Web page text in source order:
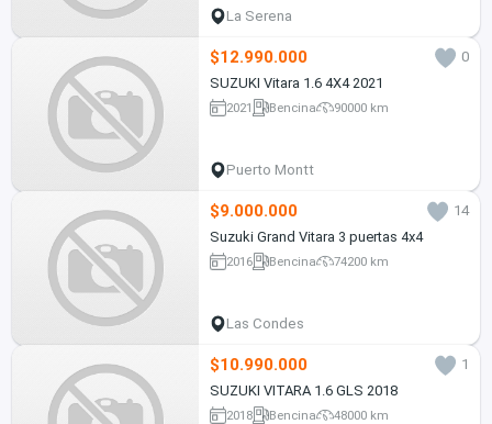
La Serena
$12.990.000
0
SUZUKI Vitara 1.6 4X4 2021
2021 Bencina 90000 km
Puerto Montt
$9.000.000
14
Suzuki Grand Vitara 3 puertas 4x4
2016 Bencina 74200 km
Las Condes
$10.990.000
1
SUZUKI VITARA 1.6 GLS 2018
2018 Bencina 48000 km